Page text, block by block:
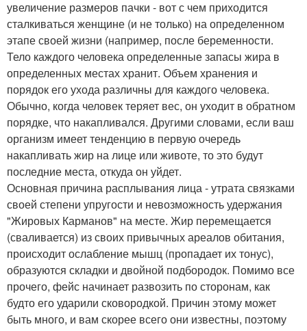
увеличение размеров пачки - вот с чем приходится
сталкиваться женщине (и не только) на определенном
этапе своей жизни (например, после беременности.
Тело каждого человека определенные запасы жира в
определенных местах хранит. Объем хранения и
порядок его ухода различны для каждого человека.
Обычно, когда человек теряет вес, он уходит в обратном
порядке, что накапливался. Другими словами, если ваш
организм имеет тенденцию в первую очередь
накапливать жир на лице или животе, то это будут
последние места, откуда он уйдет.
Основная причина расплывания лица - утрата связками
своей степени упругости и невозможность удержания
"Жировых Карманов" на месте. Жир перемещается
(сваливается) из своих привычных ареалов обитания,
происходит ослабление мышц (пропадает их тонус),
образуются складки и двойной подбородок. Помимо все
прочего, фейс начинает развозить по сторонам, как
будто его ударили сковородкой. Причин этому может
быть много, и вам скорее всего они известны, поэтому